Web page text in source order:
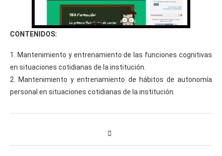
CONTENIDOS:
1. Mantenimiento y entrenamiento de las funciones cognitivas
en situaciones cotidianas de la institución.
2. Mantenimiento y entrenamiento de hábitos de autonomía
personal en situaciones cotidianas de la institución.